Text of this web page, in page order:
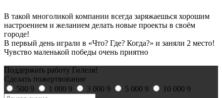
В такой многоликой компании всегда заряжаешься хорошим
настроением и желанием делать новые проекты в своём
городе!
В первый день играли в «Что? Где? Когда?» и заняли 2 место!
Чувство маленькой победы очень приятно
Поддержать работу Гилеля!
Сделать пожертвование
500 9 1 000 9 3 000 9 5 000 9 10 000 9